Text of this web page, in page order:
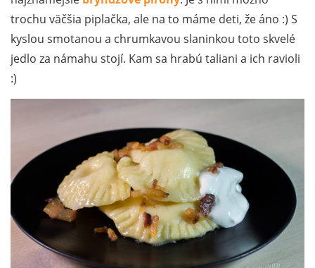
trochu väčšia piplačka, ale na to máme deti, že áno :) S
kyslou smotanou a chrumkavou slaninkou toto skvelé
jedlo za námahu stojí. Kam sa hrabú taliani a ich ravioli
:)